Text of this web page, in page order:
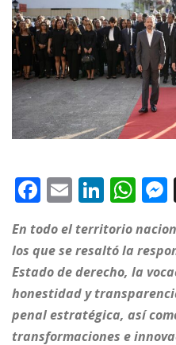
F
a
c
e
b
o
E
ai
l
Li
k
e
dI
n
W
at
s
A
p
En todo el territorio
los que se resaltó la
Estado de derecho, la
honestidad y
penal estratégica, así
transformaciones e